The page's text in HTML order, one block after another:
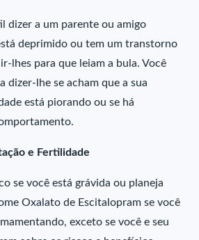
dizer a um parente ou amigo
deprimido ou tem um transtorno
lhes para que leiam a bula. Você
dizer-lhe se acham que a sua
está piorando ou se há
e Fertilidade
se você está grávida ou planeja
Oxalato de Escitalopram se você
exceto se você e seu